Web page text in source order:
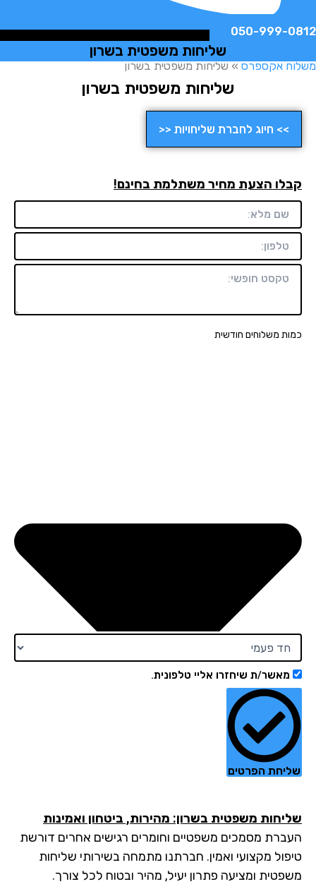
050-999-
שליחות משפטית בשרון
אקספרס»שליחות משפטית בשרון
שליחות משפטית בשרון
>> חיוג לחברת שליחויות <<
הצעת מחיר משתלמת בחינם!
משלוחים חודשית
מאשר/ת שיחזרו אליי טלפונית.
הפרטים
משפטית בשרון: מהירות, ביטחון ואמינות
מסמכים משפטיים וחומרים רגישים אחרים דורשת
מקצועי ואמין. חברתנו מתמחה בשירותי שליחות
ומציעה פתרון יעיל, מהיר ובטוח לכל צורך.